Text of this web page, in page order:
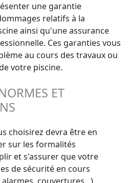
une garantie
relatifs à la
ainsi qu'une assurance
Ces garanties vous
au cours des travaux ou
votre piscine.
ET
choisirez devra être en
sur les formalités
et s'assurer que votre
de sécurité en cours